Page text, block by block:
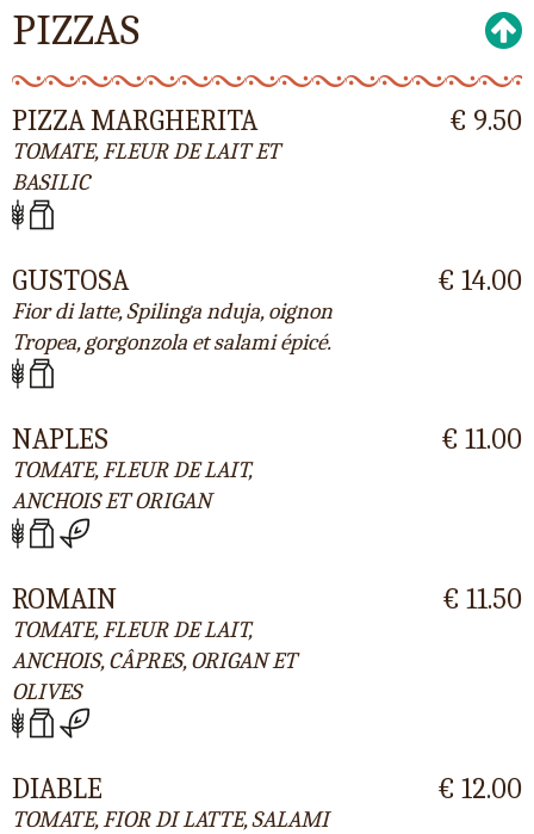
PIZZAS
PIZZA MARGHERITA
TOMATE, FLEUR DE LAIT ET
BASILIC
€ 9.50
GUSTOSA
Fior di latte, Spilinga nduja, oignon
Tropea, gorgonzola et salami épicé.
€ 14.00
NAPLES
TOMATE, FLEUR DE LAIT,
ANCHOIS ET ORIGAN
€ 11.00
ROMAIN
TOMATE, FLEUR DE LAIT,
ANCHOIS, CÂPRES, ORIGAN ET
OLIVES
€ 11.50
DIABLE
TOMATE, FIOR DI LATTE, SALAMI
€ 12.00